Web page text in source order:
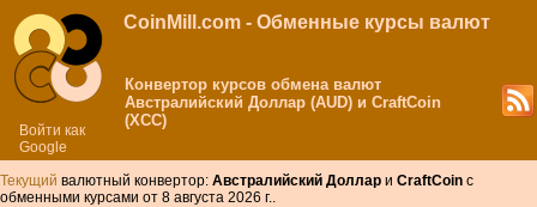
Войти как
Google
CoinMill.com - Обменные курсы валют
Конвертор курсов обмена валют
Австралийский Доллар (AUD) и CraftCoin
(XCC)
Текущий валютный конвертор: Австралийский Доллар и CraftCoin с
обменными курсами от 8 августа 2026 г..